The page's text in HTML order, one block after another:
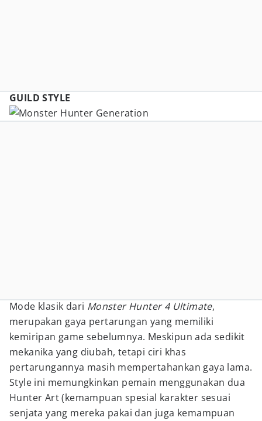
GUILD STYLE
Mode klasik dari Monster Hunter 4 Ultimate,
merupakan gaya pertarungan yang memiliki
kemiripan game sebelumnya. Meskipun ada sedikit
mekanika yang diubah, tetapi ciri khas
pertarungannya masih mempertahankan gaya lama.
Style ini memungkinkan pemain menggunakan dua
Hunter Art (kemampuan spesial karakter sesuai
senjata yang mereka pakai dan juga kemampuan